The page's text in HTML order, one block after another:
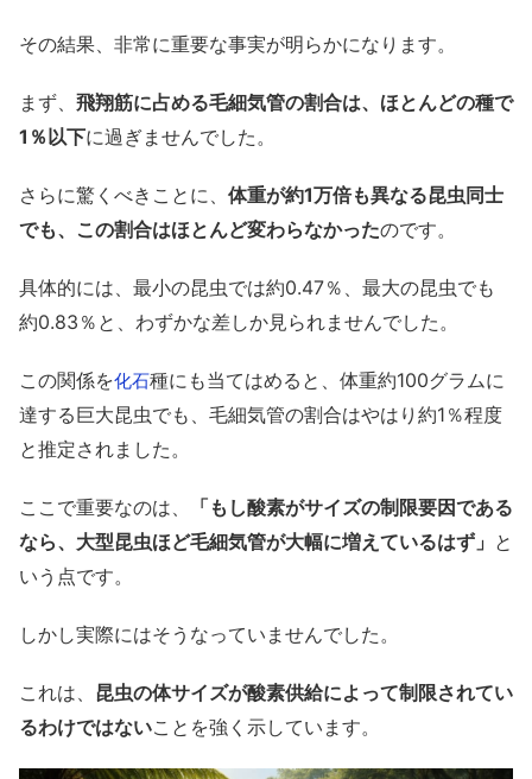
その結果、非常に重要な事実が明らかになります。
まず、 飛翔筋に占める毛細気管の割合は、ほとんどの種で
1％以下に過ぎませんでした。
さらに驚くべきことに、 体重が約1万倍も異なる昆虫同士
でも、この割合はほとんど変わらなかったのです。
具体的には、最小の昆虫では約0.47％、最大の昆虫でも
約0.83％と、わずかな差しか見られませんでした。
この関係を化石種にも当てはめると、体重約100グラムに
達する巨大昆虫でも、毛細気管の割合はやはり約1％程度
と推定されました。
ここで重要なのは、
「もし酸素がサイズの制限要因である
なら、大型昆虫ほど毛細気管が大幅に増えているはず」 と
いう点です。
しかし実際にはそうなっていませんでした。
これは、 昆虫の体サイズが酸素供給によって制限されてい
るわけではないことを強く示しています。